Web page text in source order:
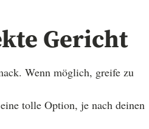
Gericht
Wenn möglich, greife zu
tolle Option, je nach deinen